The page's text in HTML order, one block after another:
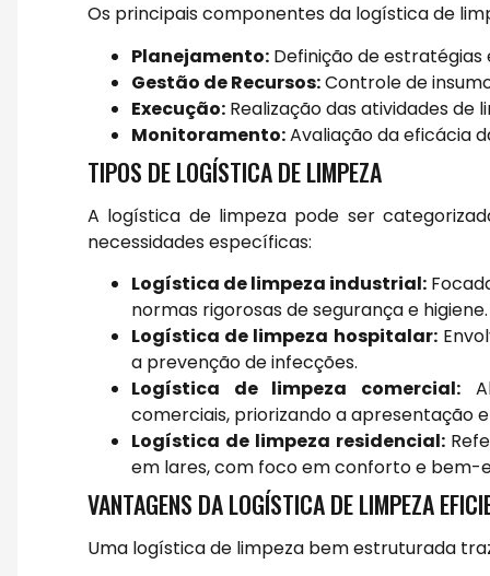
Os principais componentes da logística de
Planejamento: Definição de
Gestão de Recursos:Controle de
Execução: Realização das atividades
Monitoramento:Avaliação da eficácia
TIPOS DE LOGÍSTICA DE LIMPEZA
A logística de limpeza pode ser
necessidades específicas:
Logística de limpeza industrial:
normas rigorosas de segurança e higiene.
Logística de limpeza hospitalar:
a prevenção de infecções.
Logística de limpeza comercial:
comerciais, priorizando a apresentação
Logística de limpeza residencial:
em lares, com foco em conforto e bem-
VANTAGENS DA LOGÍSTICA DE LIMPEZA
Uma logística de limpeza bem estruturada